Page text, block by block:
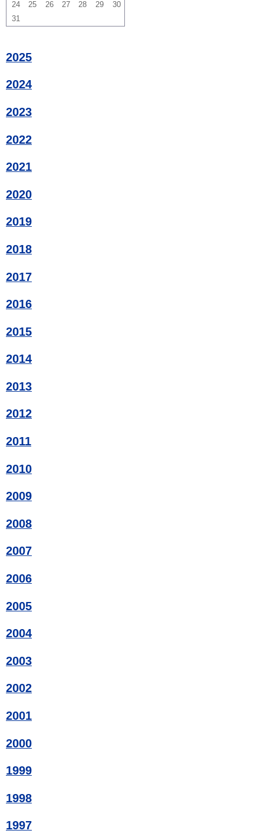
24
25 26 27 28 29
30
31
2025
2024
2023
2022
2021
2020
2019
2018
2017
2016
2015
2014
2013
2012
2011
2010
2009
2008
2007
2006
2005
2004
2003
2002
2001
2000
1999
1998
1997